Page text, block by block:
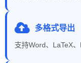
多格式导出
支持Word、LaTeX